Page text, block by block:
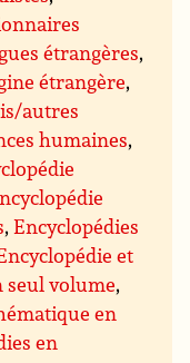
étrangères,
étrangère,
autres
humaines,
,Encyclopédies
et
volume,
en
en